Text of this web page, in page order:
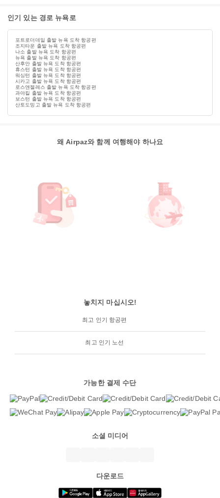
인기 있는 경로 뉴욕로
포트로더데일 출발 뉴욕 도착 항공편
조지타운 출발 뉴욕 도착 항공편
나소 출발 뉴욕 도착 항공편
뉴욕 출발 뉴욕 도착 항공편
산후안 출발 뉴욕 도착 항공편
휴스턴 출발 뉴욕 도착 항공편
워싱턴 출발 뉴욕 도착 항공편
시카고 출발 뉴욕 도착 항공편
로스앤젤레스 출발 뉴욕 도착 항공편
과야킬 출발 뉴욕 도착 항공편
보스턴 출발 뉴욕 도착 항공편
산토도밍고 출발 뉴욕 도착 항공편
왜 Airpaz와 함께 여행해야 하나요
놓치지 마십시오!
최고 인기 항공편
최고 인기 노선
가능한 결제 수단
소셜 미디어
다운로드